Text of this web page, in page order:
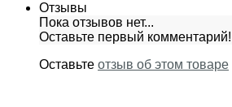
Отзывы
Пока отзывов нет...
Оставьте первый комментарий!
Оставьте отзыв об этом товаре